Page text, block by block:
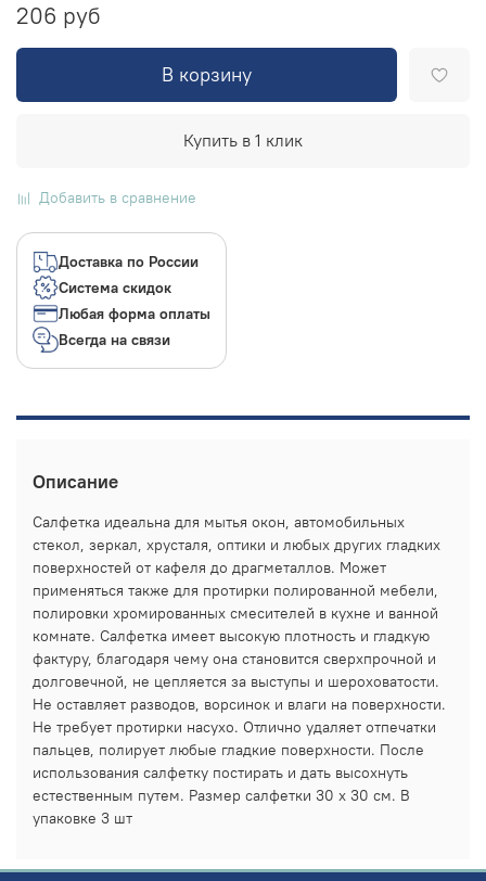
206 руб
В корзину
Купить в 1 клик
Добавить в сравнение
Доставка по России
Система скидок
Любая форма оплаты
Всегда на связи
Описание
Салфетка идеальна для мытья окон, автомобильных
стекол, зеркал, хрусталя, оптики и любых других гладких
поверхностей от кафеля до драгметаллов. Может
применяться также для протирки полированной мебели,
полировки хромированных смесителей в кухне и ванной
комнате. Салфетка имеет высокую плотность и гладкую
фактуру, благодаря чему она становится сверхпрочной и
долговечной, не цепляется за выступы и шероховатости.
Не оставляет разводов, ворсинок и влаги на поверхности.
Не требует протирки насухо. Отлично удаляет отпечатки
пальцев, полирует любые гладкие поверхности. После
использования салфетку постирать и дать высохнуть
естественным путем. Размер салфетки 30 х 30 см. В
упаковке 3 шт